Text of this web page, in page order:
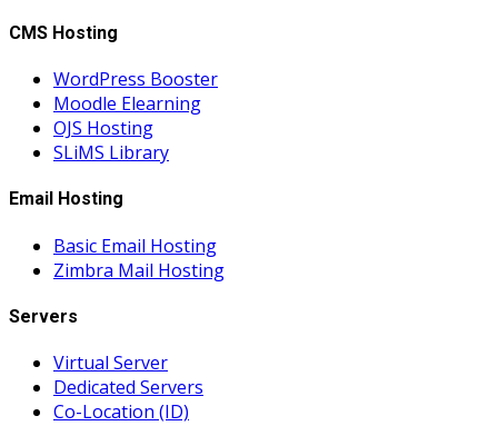
CMS Hosting
WordPress Booster
Moodle Elearning
OJS Hosting
SLiMS Library
Email Hosting
Basic Email Hosting
Zimbra Mail Hosting
Servers
Virtual Server
Dedicated Servers
Co-Location (ID)